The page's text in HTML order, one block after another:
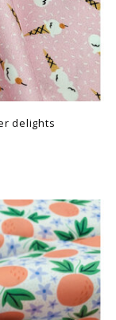
delights